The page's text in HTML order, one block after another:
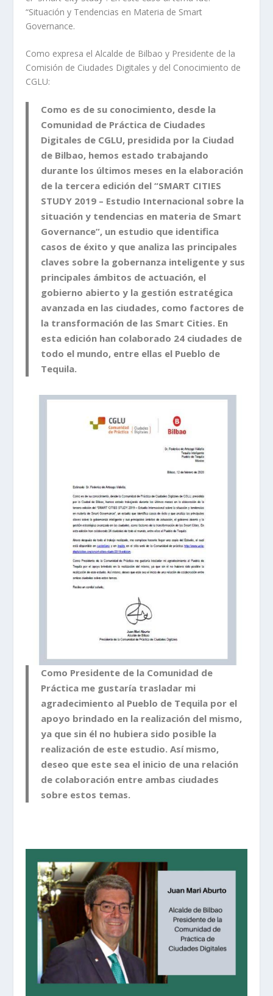
“Situación y Tendencias en Materia de Smart
Governance.
Como expresa el Alcalde de Bilbao y Presidente de la
Comisión de Ciudades Digitales y del Conocimiento de
CGLU:
Como es de su conocimiento, desde la
Comunidad de Práctica de Ciudades
Digitales de CGLU, presidida por la Ciudad
de Bilbao, hemos estado trabajando
durante los últimos meses en la elaboración
de la tercera edición del “SMART CITIES
STUDY 2019 – Estudio Internacional sobre la
situación y tendencias en materia de Smart
Governance”, un estudio que identifica
casos de éxito y que analiza las principales
claves sobre la gobernanza inteligente y sus
principales ámbitos de actuación, el
gobierno abierto y la gestión estratégica
avanzada en las ciudades, como factores de
la transformación de las Smart Cities. En
esta edición han colaborado 24 ciudades de
todo el mundo, entre ellas el Pueblo de
Tequila.
Como Presidente de la Comunidad de
Práctica me gustaría trasladar mi
agradecimiento al Pueblo de Tequila por el
apoyo brindado en la realización del mismo,
ya que sin él no hubiera sido posible la
realización de este estudio. Así mismo,
deseo que este sea el inicio de una relación
de colaboración entre ambas ciudades
sobre estos temas.